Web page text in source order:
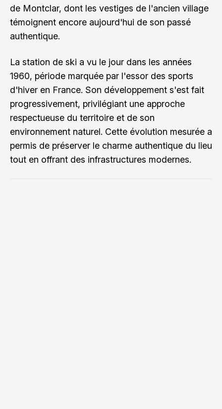
de Montclar, dont les vestiges de l'ancien village
témoignent encore aujourd'hui de son passé
authentique.
La station de ski a vu le jour dans les années
1960, période marquée par l'essor des sports
d'hiver en France. Son développement s'est fait
progressivement, privilégiant une approche
respectueuse du territoire et de son
environnement naturel. Cette évolution mesurée a
permis de préserver le charme authentique du lieu
tout en offrant des infrastructures modernes.